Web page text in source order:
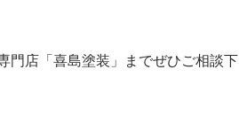
門店「喜島塗装」までぜひご相談下